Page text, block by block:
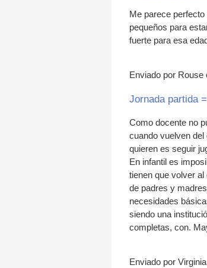
Me parece
pequeños para
fuerte para esa
Enviado por Rouse
Jornada partida
Como docente no
cuando vuelven
quieren es seguir
En infantil es
tienen que volver
de padres y
necesidades
siendo una
completas, con.
Enviado por